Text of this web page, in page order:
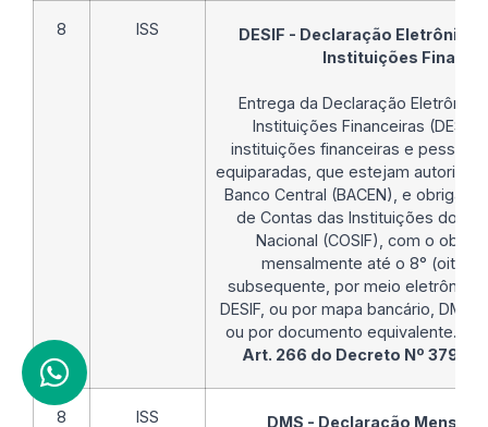
8 ISS
DESIF - Declaração Eletrônica
Instituições
Entrega da Declaração
Instituições Financeiras
instituições financeiras e pessoas
equiparadas, que estejam
Banco Central (BACEN), e
de Contas das Instituições do
Nacional (COSIF), com o
mensalmente até o 8°
subsequente, por meio
DESIF, ou por mapa bancário, DMS
ou por documento equivalente.
Art. 266 do Decreto Nº 3794
8 ISS DMS - Declaração Mensal